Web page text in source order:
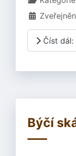
Číst dál:
Býčí